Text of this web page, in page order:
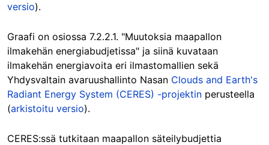
versio).
Graafi on osiossa 7.2.2.1. "Muutoksia maapallon
ilmakehän energiabudjetissa" ja siinä kuvataan
ilmakehän energiavoita eri ilmastomallien sekä
Yhdysvaltain avaruushallinto Nasan Clouds and Earth's
Radiant Energy System (CERES) -projektin perusteella
(arkistoitu versio).
CERES:ssä tutkitaan maapallon säteilybudjettia